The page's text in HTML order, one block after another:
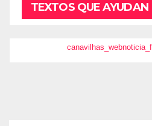
TEXTOS QUE AYUDAN